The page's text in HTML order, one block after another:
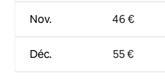
Nov.
Déc.
46 €
55 €